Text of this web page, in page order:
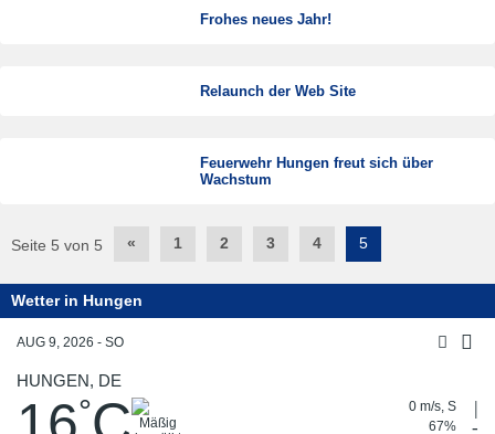
Frohes neues Jahr!
Relaunch der Web Site
Feuerwehr Hungen freut sich über
Wachstum
Post
Seite 5 von 5 « 1 2 3 4 5
Wetter in Hungen
AUG 9, 2026 - SO
HUNGEN, DE
°
0 m/s, S
67%